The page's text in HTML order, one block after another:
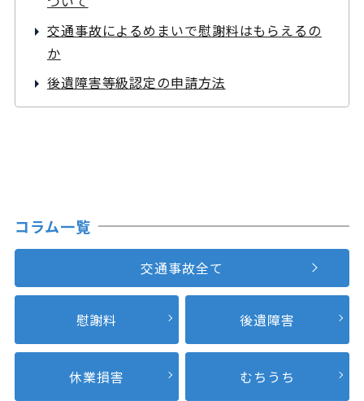
交通事故によるめまいで慰謝料はもらえるの
か
後遺障害等級認定の申請方法
コラム一覧
交通事故全て
慰謝料 後遺障害
休業損害 むちうち